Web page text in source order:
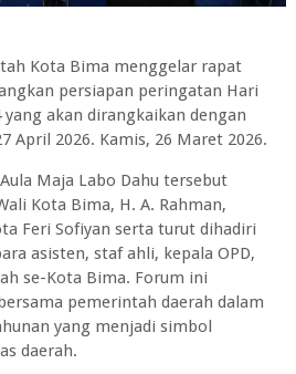
Kota Bima menggelar rapat
persiapan peringatan Hari
yang akan dirangkaikan dengan
April 2026. Kamis, 26 Maret 2026.
Maja Labo Dahu tersebut
Kota Bima, H. A. Rahman,
Feri Sofiyan serta turut dihadiri
asisten, staf ahli, kepala OPD,
se-Kota Bima. Forum ini
pemerintah daerah dalam
yang menjadi simbol
daerah.